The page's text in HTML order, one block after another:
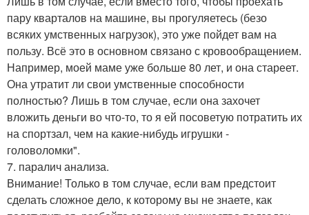
пару кварталов на машине, вы прогуляетесь (безо
всяких умственных нагрузок), это уже пойдет вам на
пользу. Всё это в основном связано с кровообращением.
Например, моей маме уже больше 80 лет, и она стареет.
Она утратит ли свои умственные способности
полностью? Лишь в том случае, если она захочет
вложить деньги во что-то, то я ей посоветую потратить их
на спортзал, чем на какие-нибудь игрушки -
головоломки".
7. паралич анализа.
Внимание! Только в том случае, если вам предстоит
сделать сложное дело, к которому вы не знаете, как